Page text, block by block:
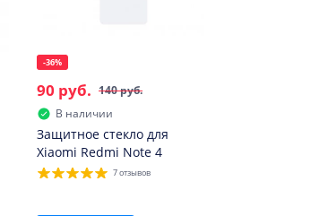
-36%
140 руб.
90 руб.
В наличии
Защитное стекло для
Xiaomi Redmi Note 4
7 отзывов